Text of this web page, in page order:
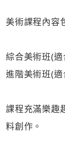
美術課程內容
綜合美術班(
進階美術班(
課程充滿樂趣
料創作。